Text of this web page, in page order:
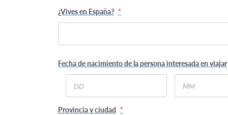
¿Vives en España? *
Fecha de nacimiento de la persona interesada en viajar
Day Month
Provincia y ciudad *